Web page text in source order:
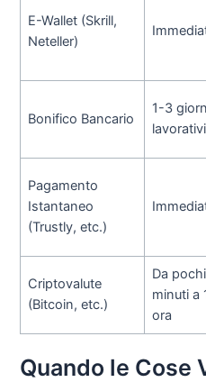
E-Wallet (Skrill,
Neteller)
Bonifico Bancario
1-3
lavorativi
Pagamento
Istantaneo
(Trustly, etc.)
Criptovalute
(Bitcoin, etc.)
Da pochi
minuti a
ora
Quando le Cose